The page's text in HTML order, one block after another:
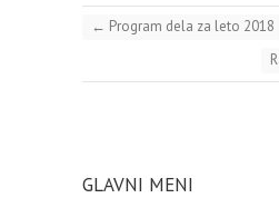
← Program dela za leto 2018
GLAVNI MENI